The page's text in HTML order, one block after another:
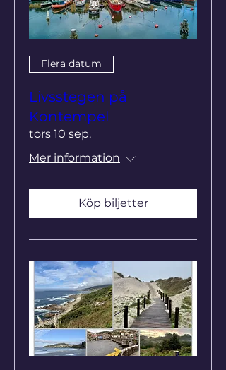
Flera datum
Livsstegen på
Kontempel
tors 10 sep.
Mer information
Köp biljetter